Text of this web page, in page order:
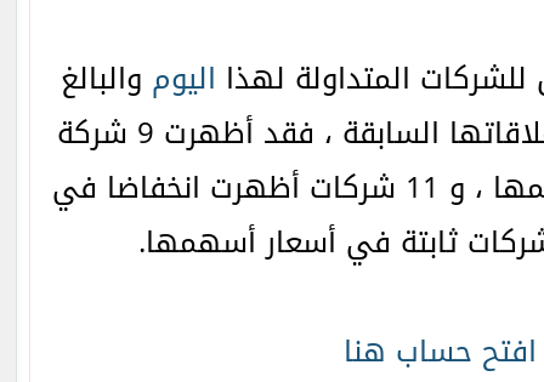
للشركات المتداولة لهذا اليوم والبالغ
عددها 30 شركة مع إغلاقاتها السابقة ، فقد أظهرت 9 شركة
ارتفاعا في أسعار أسهمها ، و 11 شركات أظهرت انخفاضا في
افتح حساب هنا